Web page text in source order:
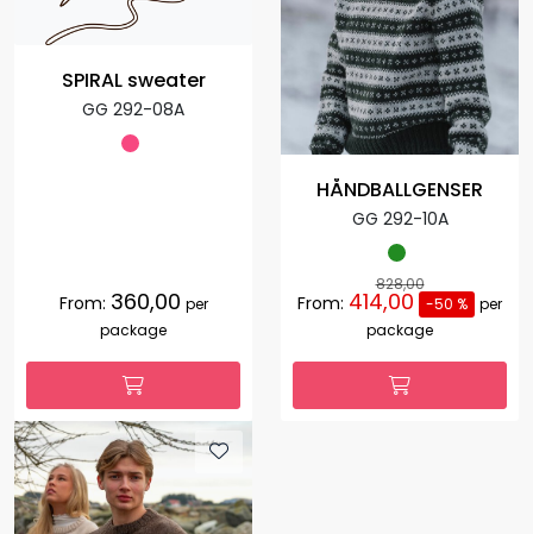
SPIRAL sweater
GG 292-08A
From: 360,00 per
package
HÅNDBALLGENSER
GG 292-10A
828,00
From: 414,00 -50 % per
package